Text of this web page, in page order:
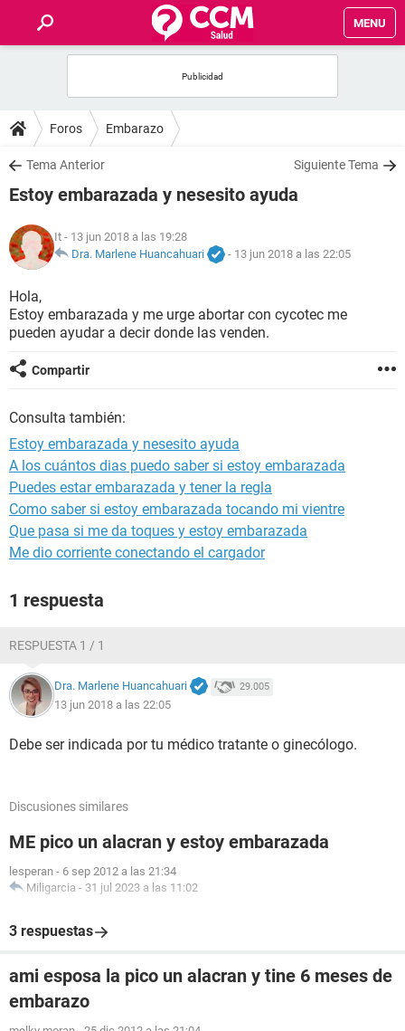
MENU
FOROS
SALUD
FAMILIA
NUTRICIÓN
BIENESTAR
Foros Embarazo
Tema Anterior Siguiente Tema
Estoy embarazada y nesesito ayuda
It - 13 jun 2018 a las 19:28
Dra. Marlene Huancahuari
- 13 jun 2018 a las 22:05
Hola,
Estoy embarazada y me urge abortar con cycotec me
pueden ayudar a decir donde las venden.
Compartir
Consulta también:
Estoy embarazada y nesesito ayuda
A los cuántos dias puedo saber si estoy embarazada
Puedes estar embarazada y tener la regla
Como saber si estoy embarazada tocando mi vientre
Que pasa si me da toques y estoy embarazada
Me dio corriente conectando el cargador
1 respuesta
RESPUESTA 1 / 1
Dra. Marlene Huancahuari 29.005
13 jun 2018 a las 22:05
Debe ser indicada por tu médico tratante o ginecólogo.
Discusiones similares
ME pico un alacran y estoy embarazada
lesperan - 6 sep 2012 a las 21:34
Miligarcia - 31 jul 2023 a las 11:02
3 respuestas
ami esposa la pico un alacran y tine 6 meses de
embarazo